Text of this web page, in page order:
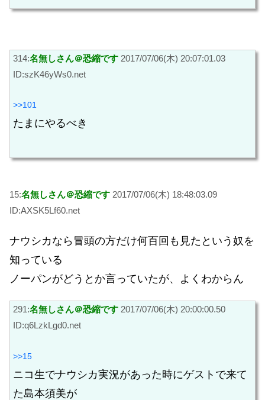
314:名無しさん＠恐縮です 2017/07/06(木) 20:07:01.03
ID:szK46yWs0.net
>>101
たまにやるべき
15:名無しさん＠恐縮です 2017/07/06(木) 18:48:03.09
ID:AXSK5Lf60.net
ナウシカなら冒頭の方だけ何百回も見たという奴を
知っている
ノーパンがどうとか言っていたが、よくわからん
291:名無しさん＠恐縮です 2017/07/06(木) 20:00:00.50
ID:q6LzkLgd0.net
>>15
ニコ生でナウシカ実況があった時にゲストで来て
た島本須美が